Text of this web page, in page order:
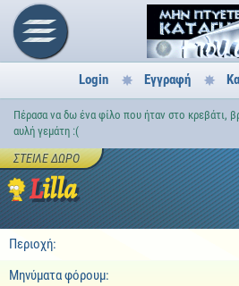
Login Εγγραφή
Πέρασα να δω ένα φίλο που ήταν στο κρεβάτι,
αυλή γεμάτη :(
Lilla
ΣΤΕΊΛΕ ΔΏΡΟ
Περιοχή:
Μηνύματα φόρουμ: